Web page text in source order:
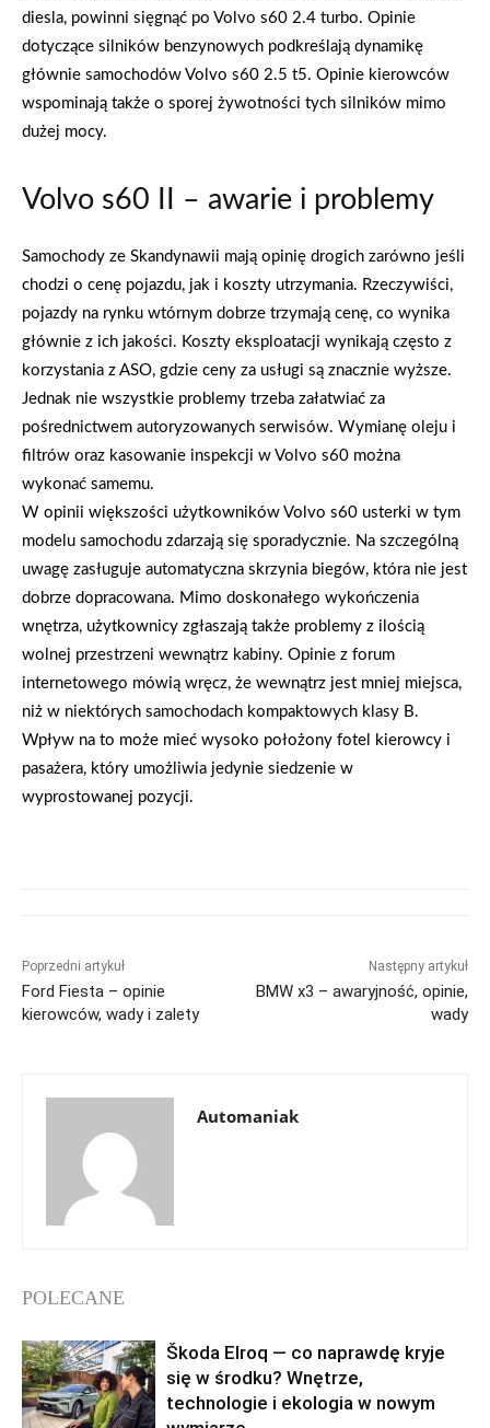
diesla, powinni sięgnąć po Volvo s60 2.4 turbo. Opinie
dotyczące silników benzynowych podkreślają dynamikę
głównie samochodów Volvo s60 2.5 t5. Opinie kierowców
wspominają także o sporej żywotności tych silników mimo
dużej mocy.
Volvo s60 II – awarie i problemy
Samochody ze Skandynawii mają opinię drogich zarówno jeśli
chodzi o cenę pojazdu, jak i koszty utrzymania. Rzeczywiści,
pojazdy na rynku wtórnym dobrze trzymają cenę, co wynika
głównie z ich jakości. Koszty eksploatacji wynikają często z
korzystania z ASO, gdzie ceny za usługi są znacznie wyższe.
Jednak nie wszystkie problemy trzeba załatwiać za
pośrednictwem autoryzowanych serwisów. Wymianę oleju i
filtrów oraz kasowanie inspekcji w Volvo s60 można
wykonać samemu.
W opinii większości użytkowników Volvo s60 usterki w tym
modelu samochodu zdarzają się sporadycznie. Na szczególną
uwagę zasługuje automatyczna skrzynia biegów, która nie jest
dobrze dopracowana. Mimo doskonałego wykończenia
wnętrza, użytkownicy zgłaszają także problemy z ilością
wolnej przestrzeni wewnątrz kabiny. Opinie z forum
internetowego mówią wręcz, że wewnątrz jest mniej miejsca,
niż w niektórych samochodach kompaktowych klasy B.
Wpływ na to może mieć wysoko położony fotel kierowcy i
pasażera, który umożliwia jedynie siedzenie w
wyprostowanej pozycji.
Poprzedni artykuł
Ford Fiesta – opinie
kierowców, wady i zalety
Następny artykuł
BMW x3 – awaryjność, opinie,
wady
Automaniak
POLECANE
Škoda Elroq — co naprawdę kryje
się w środku? Wnętrze,
technologie i ekologia w nowym